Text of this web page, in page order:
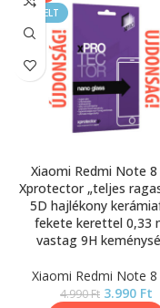
KIEMELT
Xiaomi Redmi Note 8
Xprotector „teljes
5D hajlékony
fekete kerettel 0,33
vastag 9H
Xiaomi Redmi Note 8
4.990Ft 3.990 Ft